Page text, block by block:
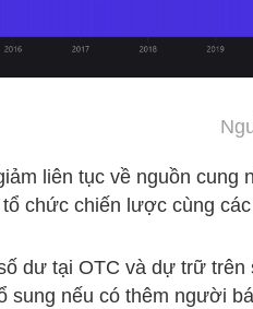
liên tục về nguồn cung
chức chiến lược cùng
dư tại OTC và dự trữ
sung nếu có thêm người